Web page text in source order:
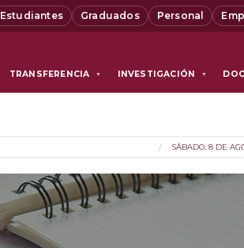
Estudiantes Graduados Personal
TRANSFERENCIA ▼ INVESTIGACIÓN ▼
SÁBADO, 8 DE